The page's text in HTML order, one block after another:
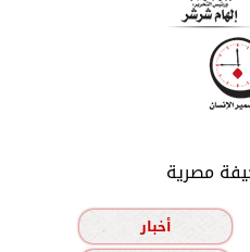
مصرية
أخبار